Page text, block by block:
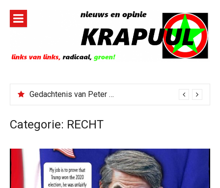
inhoud
Gedachtenis van Peter Faber
Categorie: RECHT